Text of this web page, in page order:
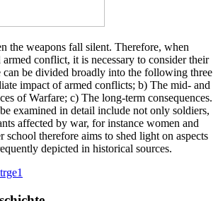
the weapons fall silent. Therefore, when
conflict, it is necessary to consider their
can be divided broadly into the following three
impact of armed conflicts; b) The mid- and
of Warfare; c) The long-term consequences.
examined in detail include not only soldiers,
affected by war, for instance women and
school therefore aims to shed light on aspects
depicted in historical sources.